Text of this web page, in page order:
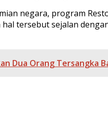
negara, program
tersebut sejalan
Dua Orang Tersangka